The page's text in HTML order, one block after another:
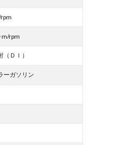
m/rpm
ＤＩ）
ーガソリン